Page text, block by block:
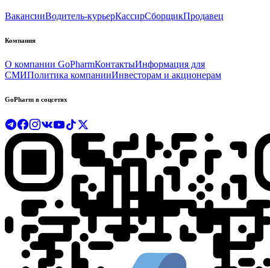
ВакансииВодитель-курьерКассирСборщикПродавец
Компания
О компании GoPharmКонтактыИнформация для
СМИПолитика компанииИнвесторам и акционерам
GoPharm в соцсетях